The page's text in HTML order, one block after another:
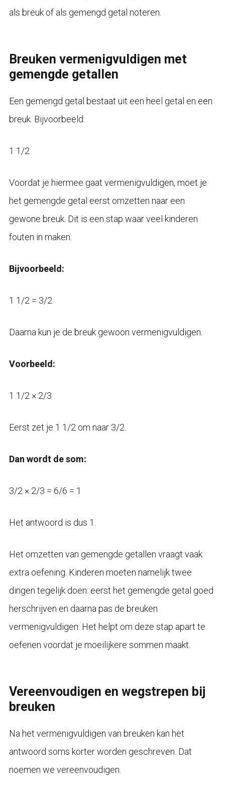
als breuk of als gemengd getal noteren.
Breuken vermenigvuldigen met
gemengde getallen
Een gemengd getal bestaat uit een heel getal en een
breuk. Bijvoorbeeld:
1 1/2
Voordat je hiermee gaat vermenigvuldigen, moet je
het gemengde getal eerst omzetten naar een
gewone breuk. Dit is een stap waar veel kinderen
fouten in maken.
Bijvoorbeeld:
1 1/2 = 3/2
Daarna kun je de breuk gewoon vermenigvuldigen.
Voorbeeld:
1 1/2 × 2/3
Eerst zet je 1 1/2 om naar 3/2.
Dan wordt de som:
3/2 × 2/3 = 6/6 = 1
Het antwoord is dus 1.
Het omzetten van gemengde getallen vraagt vaak
extra oefening. Kinderen moeten namelijk twee
dingen tegelijk doen: eerst het gemengde getal goed
herschrijven en daarna pas de breuken
vermenigvuldigen. Het helpt om deze stap apart te
oefenen voordat je moeilijkere sommen maakt.
Vereenvoudigen en wegstrepen bij
breuken
Na het vermenigvuldigen van breuken kan het
antwoord soms korter worden geschreven. Dat
noemen we vereenvoudigen.